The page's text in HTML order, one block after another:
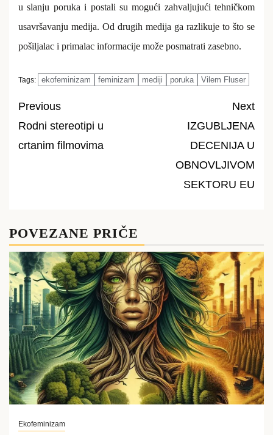
u slanju poruka i postali su mogući zahvaljujući tehničkom
usavršavanju medija. Od drugih medija ga razlikuje to što se
pošiljalac i primalac informacije može posmatrati zasebno.
Tags: ekofeminizam feminizam mediji poruka Vilem Fluser
Post
navigation
Previous
Rodni stereotipi u
crtanim filmovima
Next
IZGUBLJENA
DECENIJA U
OBNOVLJIVOM
SEKTORU EU
POVEZANE PRIČE
Ekofeminizam